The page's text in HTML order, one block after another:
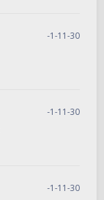
-1-11-30
-1-11-30
-1-11-30